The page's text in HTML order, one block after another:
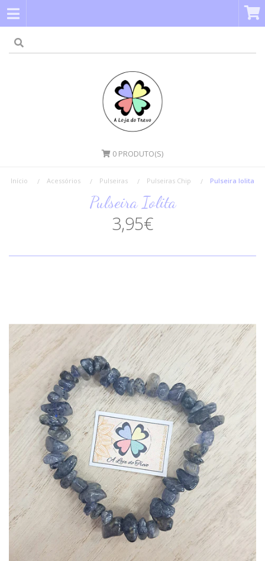
0 PRODUTO(S)
Início Acessórios Pulseiras Pulseiras Chip Pulseira Iolita
Pulseira Iolita
3,95€